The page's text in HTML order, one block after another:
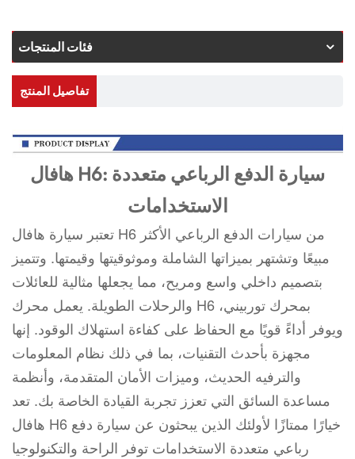
فئات المنتجات
تفاصيل المنتج
هافال H6: سيارة الدفع الرباعي متعددة
الاستخدامات
تعتبر سيارة هافال H6 من سيارات الدفع الرباعي الأكثر
مبيعًا وتشتهر بميزاتها الشاملة وموثوقيتها وقيمتها. وتتميز
بتصميم داخلي واسع ومريح، مما يجعلها مثالية للعائلات
والرحلات الطويلة. يعمل محرك H6 بمحرك توربيني،
ويوفر أداءً قويًا مع الحفاظ على كفاءة استهلاك الوقود. إنها
مجهزة بأحدث التقنيات، بما في ذلك نظام المعلومات
والترفيه الحديث، وميزات الأمان المتقدمة، وأنظمة
مساعدة السائق التي تعزز تجربة القيادة الخاصة بك. تعد
هافال H6 خيارًا ممتازًا لأولئك الذين يبحثون عن سيارة دفع
رباعي متعددة الاستخدامات توفر الراحة والتكنولوجيا